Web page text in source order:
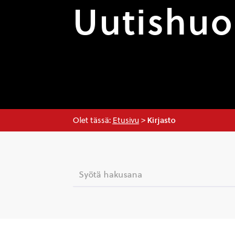
Olet tässä: Etusivu > Kirjasto